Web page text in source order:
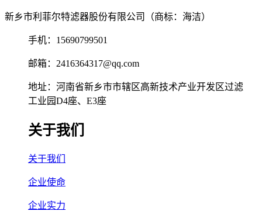
新乡市利菲尔特滤器股份有限公司（商标：海洁）
手机：15690799501
邮箱：2416364317@qq.com
地址：河南省新乡市市辖区高新技术产业开发区过滤
工业园D4座、E3座
关于我们
关于我们
企业使命
企业实力